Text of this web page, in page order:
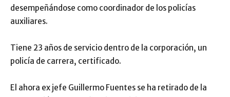
desempeñándose como coordinador de los policías
auxiliares.
Tiene 23 años de servicio dentro de la corporación, un
policía de carrera, certificado.
El ahora ex jefe Guillermo Fuentes se ha retirado de la